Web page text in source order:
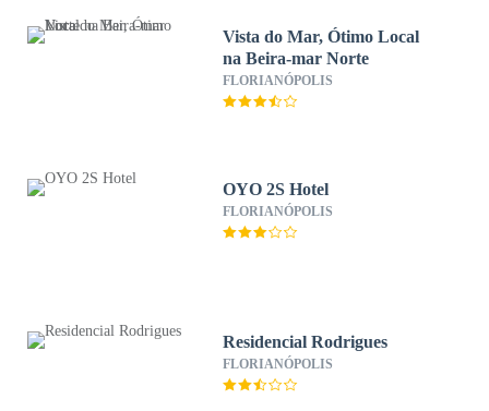
Vista do Mar, Ótimo Local
na Beira-mar Norte
FLORIANÓPOLIS
OYO 2S Hotel
FLORIANÓPOLIS
Residencial Rodrigues
FLORIANÓPOLIS